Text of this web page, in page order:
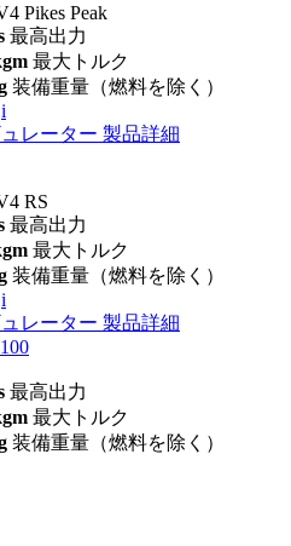
Pikes Peak
最高出力
最大トルク
装備重量（燃料を除く）
i
レーター 製品詳細
RS
最高出力
最大トルク
装備重量（燃料を除く）
i
レーター 製品詳細
最高出力
最大トルク
装備重量（燃料を除く）